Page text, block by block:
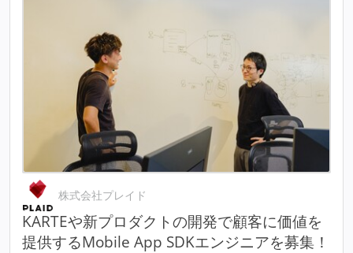
株式会社プレイド
KARTEや新プロダクトの開発で顧客に価値を
提供するMobile App SDKエンジニアを募集！